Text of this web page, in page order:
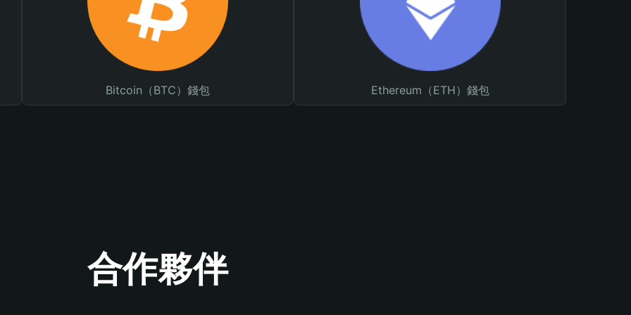
Bitcoin（BTC）錢包 Ethereum（ETH）錢包
合作夥伴